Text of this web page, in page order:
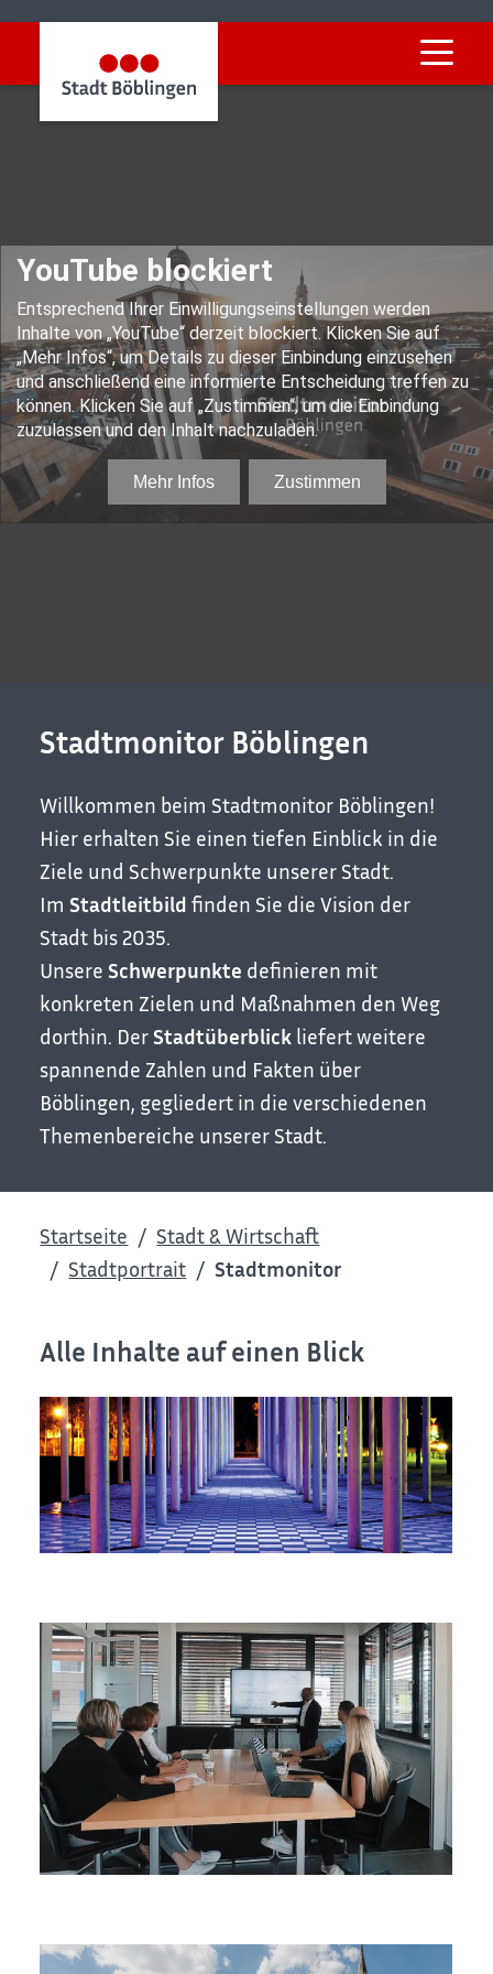
Stadtmonitor Böblingen
Willkommen beim Stadtmonitor Böblingen!
Hier erhalten Sie einen tiefen Einblick in die
Ziele und Schwerpunkte unserer Stadt.
Im Stadtleitbild finden Sie die Vision der
Stadt bis 2035.
Unsere Schwerpunkte definieren mit
konkreten Zielen und Maßnahmen den Weg
dorthin. DerStadtüberblick liefert weitere
spannende Zahlen und Fakten über
Böblingen, gegliedert in die verschiedenen
Themenbereiche unserer Stadt.
Startseite
Stadt & Wirtschaft
Stadtportrait
Stadtmonitor
Alle Inhalte auf einen Blick